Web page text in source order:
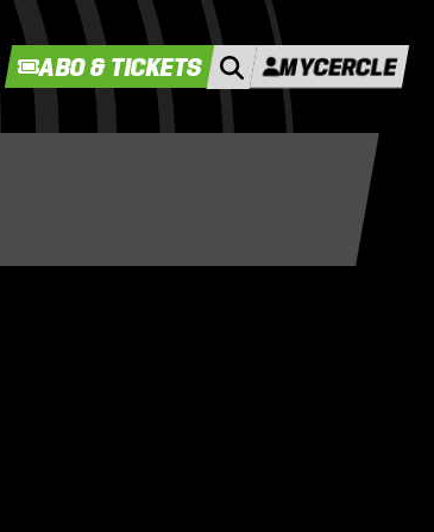
ABO & TICKETS MYCERCLE